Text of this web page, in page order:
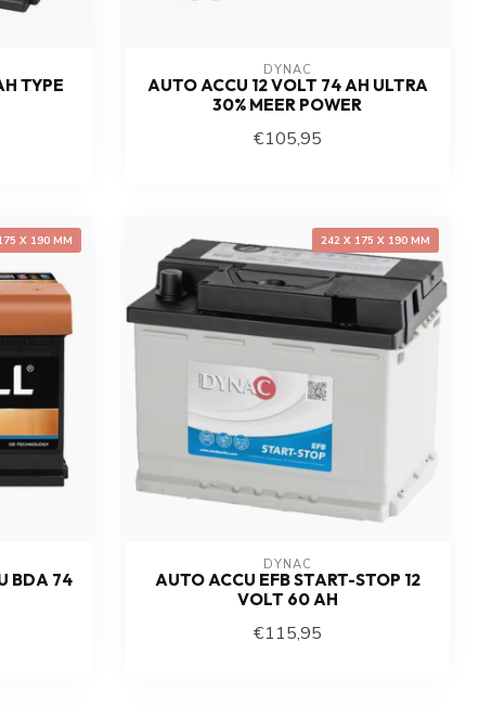
TYPE
DYNAC
AUTO ACCU 12 VOLT 74 AH ULTRA
30% MEER POWER
€105,95
X 190 MM
BDA 74
242 X 175 X 190 MM
DYNAC
AUTO ACCU EFB START-STOP 12
VOLT 60 AH
€115,95